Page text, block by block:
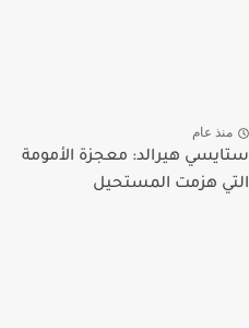
منذ عام
ستايسي هيرالد: معجزة الأمومة
التي هزمت المستحيل